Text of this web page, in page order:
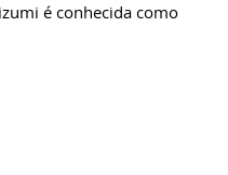
é conhecida como